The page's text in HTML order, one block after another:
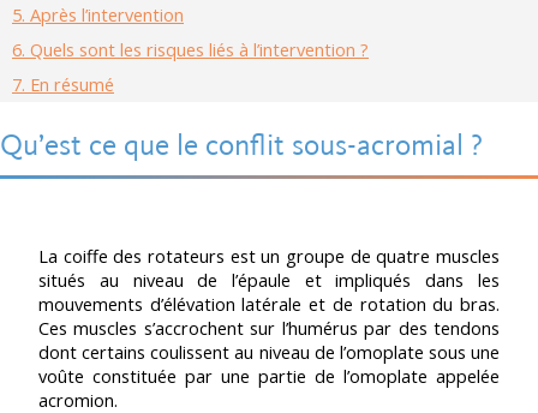
5. Après l’intervention
6. Quels sont les risques liés à l’intervention ?
7. En résumé
Qu’est ce que le conflit sous-acromial ?
La coiffe des rotateurs est un groupe de quatre muscles
situés au niveau de l’épaule et impliqués dans les
mouvements d’élévation latérale et de rotation du bras.
Ces muscles s’accrochent sur l’humérus par des tendons
dont certains coulissent au niveau de l’omoplate sous une
voûte constituée par une partie de l’omoplate appelée
acromion.